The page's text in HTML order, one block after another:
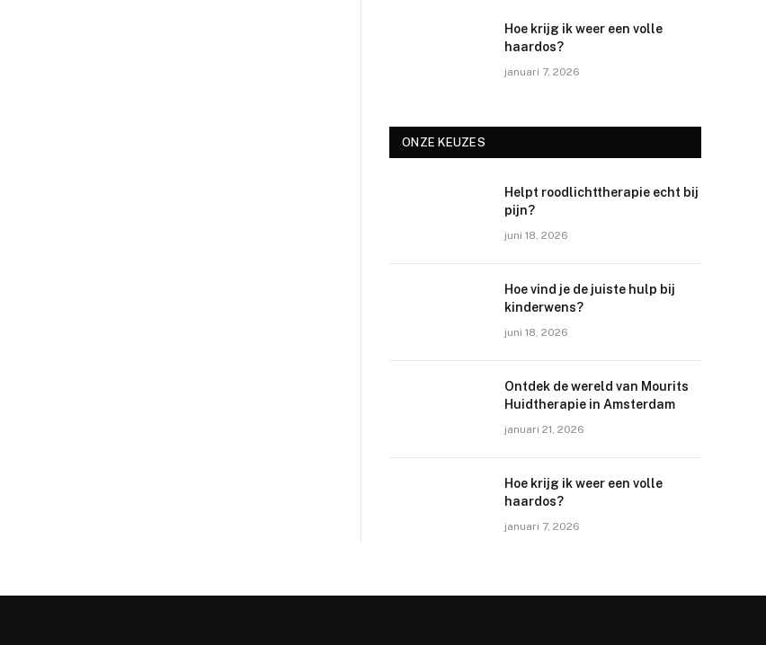
Hoe krijg ik weer een volle
haardos?
januari 7, 2026
ONZE KEUZES
Helpt roodlichttherapie echt bij
pijn?
juni 18, 2026
Hoe vind je de juiste hulp bij
kinderwens?
juni 18, 2026
Ontdek de wereld van Mourits
Huidtherapie in Amsterdam
januari 21, 2026
Hoe krijg ik weer een volle
haardos?
januari 7, 2026